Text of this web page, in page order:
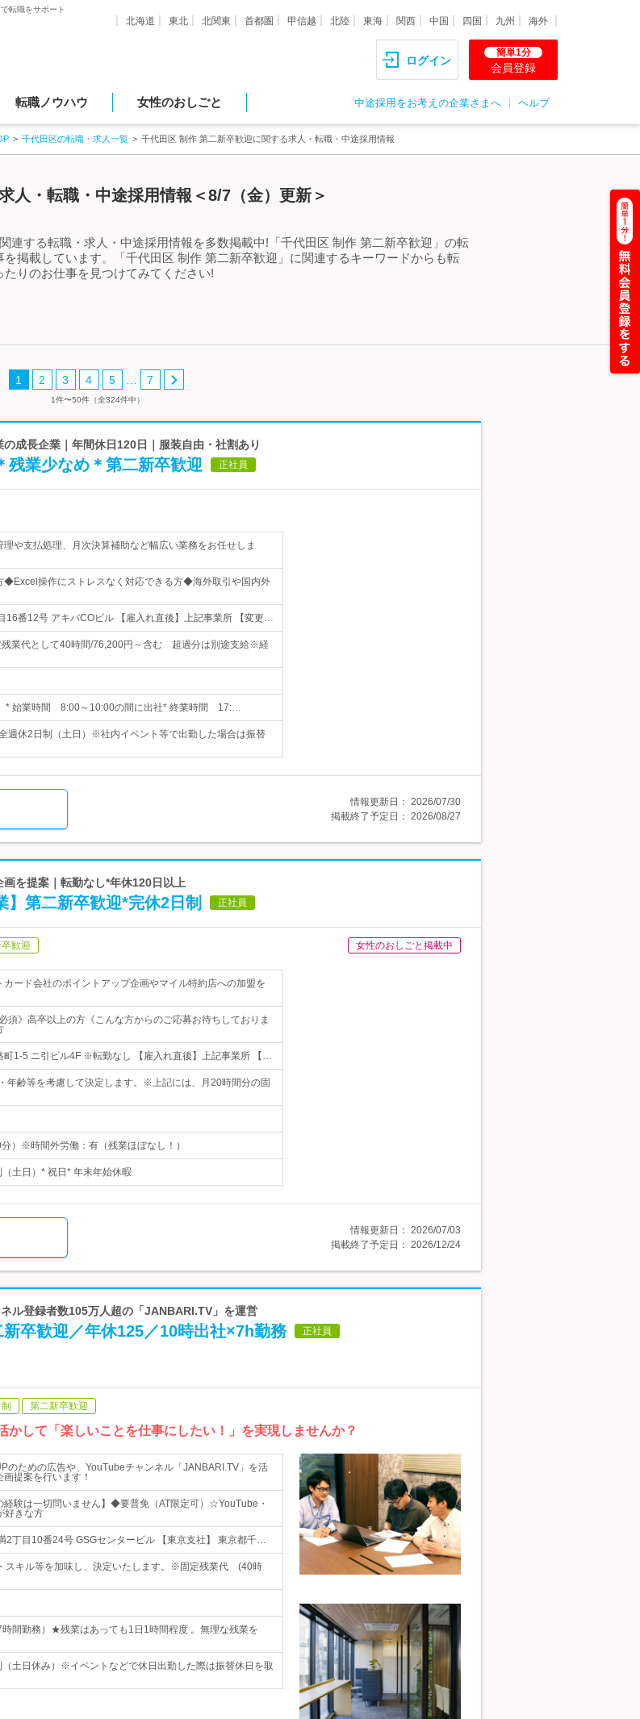
転職をサポート
北海道 東北 北関東 首都圏 甲信越 北陸 東海 関西 中国 四国 九州 海外
ログイン
簡単1分
会員登録
転職ノウハウ 女性のおしごと 中途採用をお考えの企業さまへ ヘルプ
千代田区の転職・求人一覧 千代田区 制作 第二新卒歓迎に関する求人・転職・中途採用情報
人・転職・中途採用情報＜8/7（金）更新＞
連する転職・求人・中途採用情報を多数掲載中!「千代田区 制作 第二新卒歓迎」の転
掲載しています。「千代田区 制作 第二新卒歓迎」に関連するキーワードからも転
りのお仕事を見つけてみてください!
1 2 3 4 5 7
1件〜50件（全324件中）
成長企業｜年間休日120日｜服装自由・社割あり
残業少なめ＊第二新卒歓迎 正社員
や支払処理、月次決算補助など幅広い業務をお任せしま
◆Excel操作にストレスなく対応できる方◆海外取引や国内外
16番12号 アキバCOビル 【雇入れ直後】上記事業所 【変更…
残業代として40時間/76,200円～含む 超過分は別途支給※経
* 始業時間 8:00～10:00の間に出社* 終業時間 17:…
週休2日制（土日）※社内イベント等で出勤した場合は振替
情報更新日： 2026/07/30
掲載終了予定日： 2026/08/27
を提案｜転勤なし*年休120日以上
第二新卒歓迎*完休2日制 正社員
歓迎 女性のおしごと掲載中
ード会社のポイントアップ企画やマイル特約店への加盟を
須》高卒以上の方《こんな方からのご応募お待ちしておりま
町1-5 ニ引ビル4F ※転勤なし 【雇入れ直後】上記事業所 【…
年齢等を考慮して決定します。※上記には、月20時間分の固
）※時間外労働：有（残業ほぼなし！）
土日）* 祝日* 年末年始休暇
情報更新日： 2026/07/03
掲載終了予定日： 2026/12/24
ル登録者数105万人超の「JANBARI.TV」を運営
新卒歓迎／年休125／10時出社×7h勤務 正社員
第二新卒歓迎
して「楽しいことを仕事にしたい！」を実現しませんか？
のための広告や、YouTubeチャンネル「JANBARI.TV」を活
提案を行います！
経験は一切問いません】◆要普免（AT限定可）☆YouTube・
好きな方
2丁目10番24号 GSGセンタービル 【東京支社】 東京都千…
スキル等を加味し、決定いたします。※固定残業代 (40時
間勤務）★残業はあっても1日1時間程度 。無理な残業を
土日休み）※イベントなどで休日出勤した際は振替休日を取